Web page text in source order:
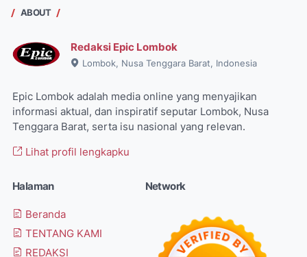
ABOUT
Redaksi Epic Lombok
Lombok, Nusa Tenggara Barat, Indonesia
Epic Lombok adalah media online yang menyajikan
informasi aktual, dan inspiratif seputar Lombok, Nusa
Tenggara Barat, serta isu nasional yang relevan.
Lihat profil lengkapku
Halaman
Beranda
TENTANG KAMI
REDAKSI
Network